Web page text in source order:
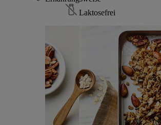
Laktosefrei